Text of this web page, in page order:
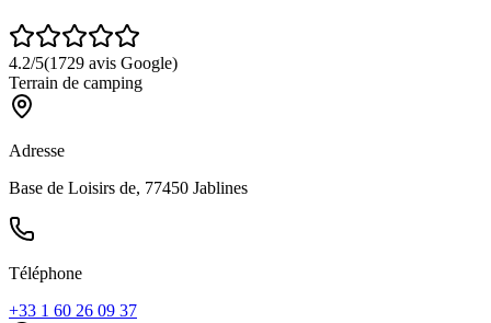
4.2/5(1729 avis Google)
Terrain de camping
Adresse
Base de Loisirs de, 77450 Jablines
Téléphone
+33 1 60 26 09 37